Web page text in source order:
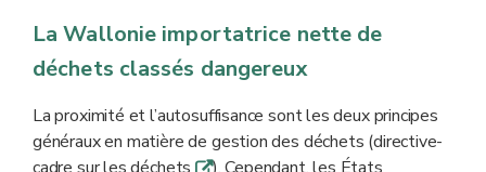
La Wallonie importatrice nette de
déchets classés dangereux
La proximité et l’autosuffisance sont les deux principes
généraux en matière de gestion des déchets (directive-
cadre sur les déchetsq). Cependant, les États